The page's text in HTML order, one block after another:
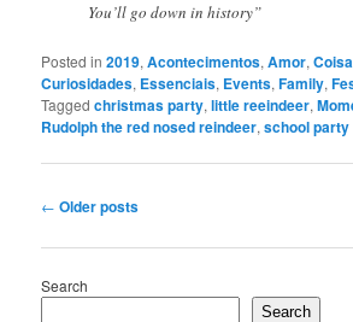
You’ll go down in history”
Posted in 2019,Acontecimentos,Amor,
Curiosidades, Essenciais, Events,Family,
Tagged christmas party,little reeindeer,
Rudolph the red nosed reindeer,school party
Post
← Older posts
Search
Search